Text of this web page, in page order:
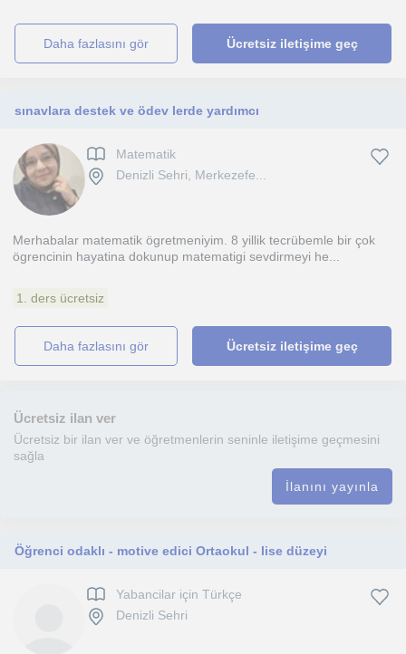
daha fazlasını gör Ücretsiz iletişime geç
sınavlara destek ve ödev lerde yardımcı
Matematik
Denizli Sehri, Merkezefe...
Merhabalar matematik ögretmeniyim. 8 yillik tecrübemle bir çok
ögrencinin hayatina dokunup matematigi sevdirmeyi he...
1. ders ücretsiz
daha fazlasını gör Ücretsiz iletişime geç
Ücretsiz ilan ver
Ücretsiz bir ilan ver ve öğretmenlerin seninle iletişime geçmesini
sağla
İlanını yayınla
Öğrenci odaklı - motive edici Ortaokul - lise düzeyi
Yabancilar için Türkçe
Denizli Sehri